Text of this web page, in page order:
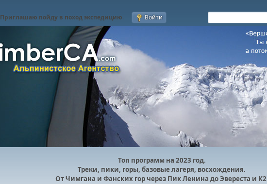
Приглашаю пойду в поход экспедицию. Войти
Топ программ на 2023 год.
Треки, пики, горы, базовые лагеря, восхождения.
От Чимгана и Фанских гор через Пик Ленина до Эвереста и